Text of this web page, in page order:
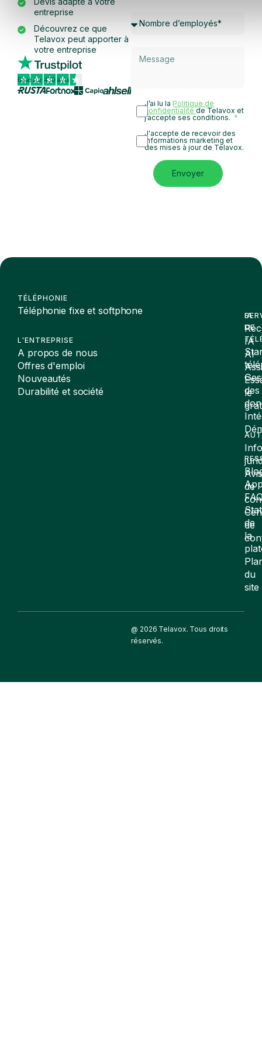
entreprise
Découvrez ce que
Telavox peut apporter à
votre entreprise
Basé sur 430 avis
J’ai lu la Politique de
confidentialitéde Telavox et
j’accepte ses conditions.
J'accepte de recevoir des
informations marketing et
des mises à jour de Telavox.
Envoyer
TÉLÉPHONIE
Téléphonie fixe et softphone
L'ENTREPRISE
A propos de nous
Offres d'emploi
Nouveautés
Durabilité et société
DE
des
de
la
du
site
IA
IA
AI
le
Avis
de
de
@ 2026 Telavox. Tous droits
réservés.